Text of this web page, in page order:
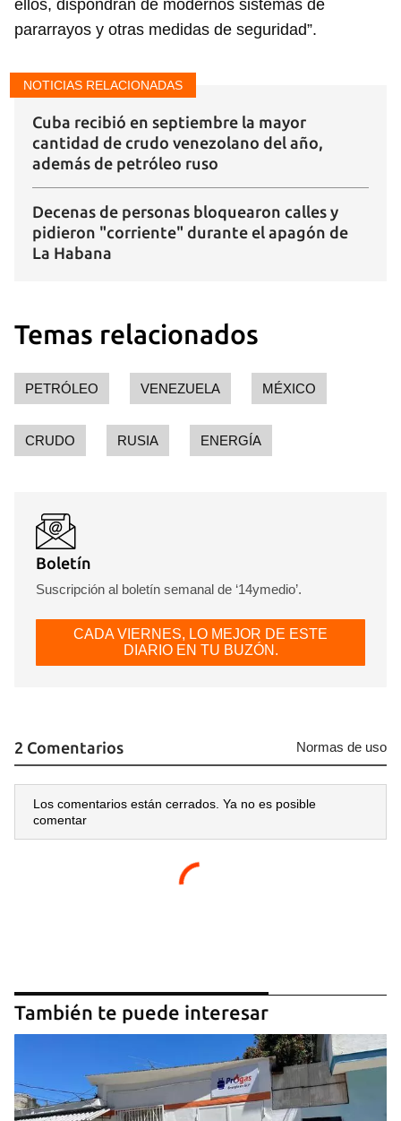
INICIAR SESIÓN CANCELAR
ellos, dispondrán de modernos sistemas de
pararrayos y otras medidas de seguridad”.
NOTICIAS RELACIONADAS
Cuba recibió en septiembre la mayor
cantidad de crudo venezolano del año,
además de petróleo ruso
Decenas de personas bloquearon calles y
pidieron "corriente" durante el apagón de
La Habana
Temas relacionados
PETRÓLEO VENEZUELA MÉXICO
CRUDO RUSIA ENERGÍA
Boletín
Suscripción al boletín semanal de ‘14ymedio’.
CADA VIERNES, LO MEJOR DE ESTE
DIARIO EN TU BUZÓN.
2 Comentarios Normas de uso
Los comentarios están cerrados. Ya no es posible
comentar
También te puede interesar